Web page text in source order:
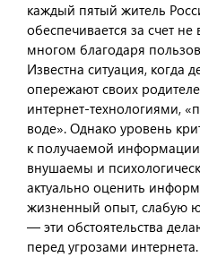
каждый пятый житель
обеспечивается за счет
многом благодаря
Известна ситуация, когда
опережают своих
интернет-технологиями,
воде». Однако уровень
к получаемой
внушаемы и
актуально оценить
жизненный опыт, слабую
— эти обстоятельства
перед угрозами интернета.